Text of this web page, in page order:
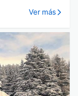
Ver más